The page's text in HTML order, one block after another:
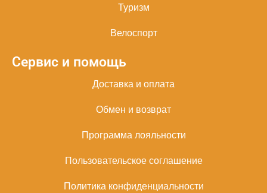
Туризм
Велоспорт
Сервис и помощь
Доставка и оплата
Обмен и возврат
Программа лояльности
Пользовательское соглашение
Политика конфиденциальности